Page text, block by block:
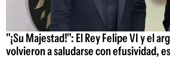
"¡Su Majestad!": El Rey Felipe VI y el
volvieron a saludarse con efusividad,